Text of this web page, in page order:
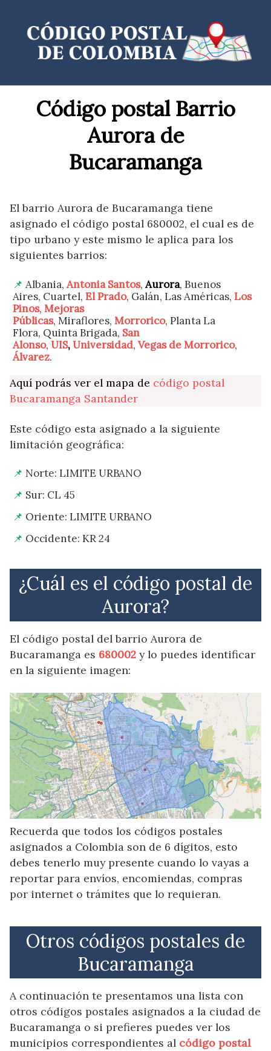
contenido
Código postal Barrio
Aurora de
Bucaramanga
El barrio Aurora de Bucaramanga tiene
asignado el código postal 680002, el cual es de
tipo urbano y este mismo le aplica para los
siguientes barrios:
Albania, Antonia Santos,Aurora, Buenos
Aires, Cuartel, El Prado, Galán, Las Américas, Los
Pinos, Mejoras
Públicas, Miraflores, Morrorico, Planta La
Flora, Quinta Brigada, San
Alonso, UIS,Universidad, Vegas de Morrorico,
Álvarez.
Aquí podrás ver el mapa de código postal
Bucaramanga Santander
Este código esta asignado a la siguiente
limitación geográfica:
Norte: LIMITE URBANO
Sur: CL 45
Oriente: LIMITE URBANO
Occidente: KR 24
¿Cuál es el código postal de
Aurora?
El código postal del barrio Aurora de
Bucaramanga es 680002 y lo puedes identificar
en la siguiente imagen:
Recuerda que todos los códigos postales
asignados a Colombia son de 6 dígitos, esto
debes tenerlo muy presente cuando lo vayas a
reportar para envíos, encomiendas, compras
por internet o trámites que lo requieran.
Otros códigos postales de
Bucaramanga
A continuación te presentamos una lista con
otros códigos postales asignados a la ciudad de
Bucaramanga o si prefieres puedes ver los
municipios correspondientes al código postal